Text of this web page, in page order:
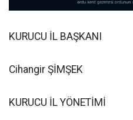
KURUCU İL BAŞKANI
Cihangir ŞİMŞEK
KURUCU İL YÖNETİMİ